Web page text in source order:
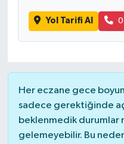
Yol Tarifi Al
Her eczane gece
sadece gerektiğinde
beklenmedik durumlar
gelemeyebilir. Bu